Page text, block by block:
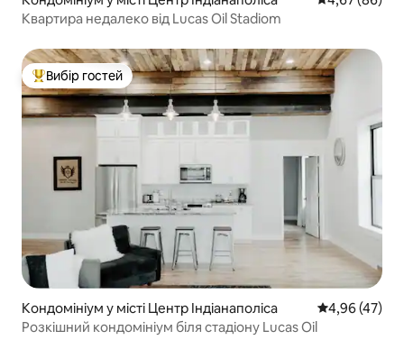
Квартира недалеко від Lucas Oil Stadiom
Топ вибір гостей
Вибір гостей
Кондомініум у місті Центр Індіанаполіса Середня
4,96 (47)
Розкішний кондомініум біля стадіону Lucas Oil